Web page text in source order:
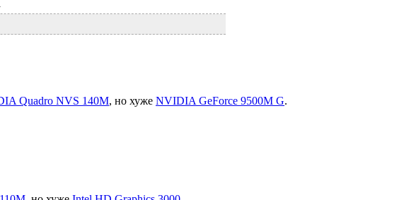
Quadro NVS 140M, но хуже NVIDIA GeForce 9500M G.